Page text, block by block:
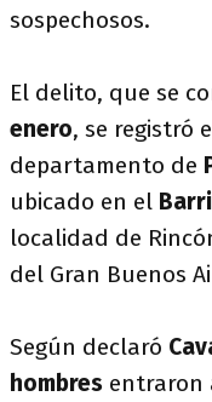
sospechosos.
El delito, que se
enero, se registró
departamento de
ubicado en el
localidad de
del Gran Buenos
Según declaró
hombres entraron